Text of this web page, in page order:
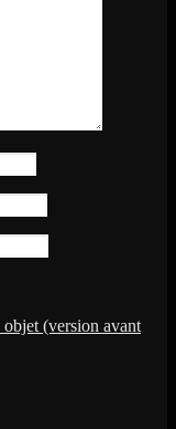
(version avant